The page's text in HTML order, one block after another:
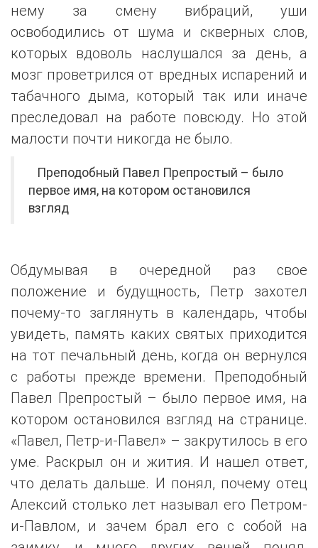
нему за смену вибраций, уши
освободились от шума и скверных слов,
которых вдоволь наслушался за день, а
мозг проветрился от вредных испарений и
табачного дыма, который так или иначе
преследовал на работе повсюду. Но этой
малости почти никогда не было.
Преподобный Павел Препростый – было
первое имя, на котором остановился
взгляд
Обдумывая в очередной раз свое
положение и будущность, Петр захотел
почему-то заглянуть в календарь, чтобы
увидеть, память каких святых приходится
на тот печальный день, когда он вернулся
с работы прежде времени. Преподобный
Павел Препростый – было первое имя, на
котором остановился взгляд на странице.
«Павел, Петр-и-Павел» – закрутилось в его
уме. Раскрыл он и жития. И нашел ответ,
что делать дальше. И понял, почему отец
Алексий столько лет называл его Петром-
и-Павлом, и зачем брал его с собой на